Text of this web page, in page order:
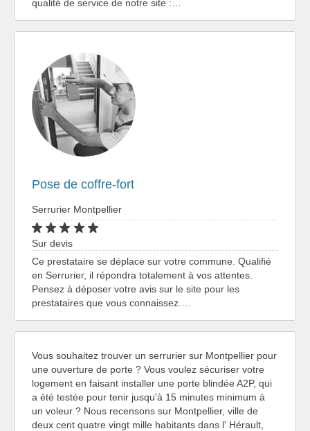
qualité de service de notre site :…
Pose de coffre-fort
Serrurier Montpellier
Sur devis
Ce prestataire se déplace sur votre commune. Qualifié
en Serrurier, il répondra totalement à vos attentes.
Pensez à déposer votre avis sur le site pour les
prestataires que vous connaissez.…
Vous souhaitez trouver un serrurier sur Montpellier pour
une ouverture de porte ? Vous voulez sécuriser votre
logement en faisant installer une porte blindée A2P, qui
a été testée pour tenir jusqu'à 15 minutes minimum à
un voleur ? Nous recensons sur Montpellier, ville de
deux cent quatre vingt mille habitants dans l' Hérault,